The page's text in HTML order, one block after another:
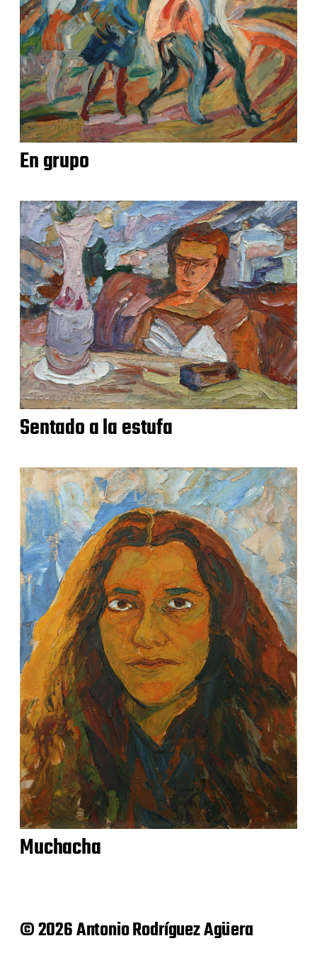
En grupo
Sentado a la estufa
Muchacha
© 2026 Antonio Rodríguez Agüera